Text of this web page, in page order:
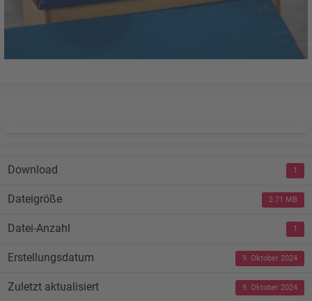
Download 1
Dateigröße 2.71 MB
Datei-Anzahl 1
Erstellungsdatum 9. Oktober 2024
Zuletzt aktualisiert 9. Oktober 2024